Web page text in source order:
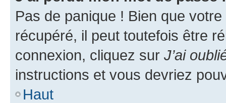
Pas de panique ! Bien que
récupéré, il peut toutefois être
connexion, cliquez sur J’ai
instructions et vous devriez
Haut